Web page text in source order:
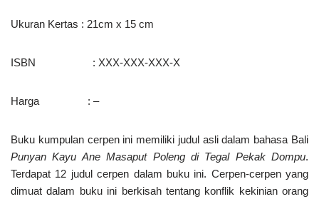
Ukuran Kertas : 21cm x 15 cm
ISBN : XXX-XXX-XXX-X
Harga : –
Buku kumpulan cerpen ini memiliki judul asli dalam bahasa Bali
Punyan Kayu Ane Masaput Poleng di Tegal Pekak Dompu.
Terdapat 12 judul cerpen dalam buku ini. Cerpen-cerpen yang
dimuat dalam buku ini berkisah tentang konflik kekinian orang